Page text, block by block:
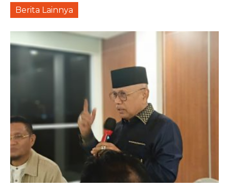
Berita Lainnya